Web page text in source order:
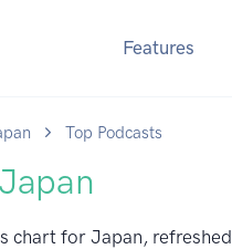
Features
Top Podcasts
chart for Japan, refreshed